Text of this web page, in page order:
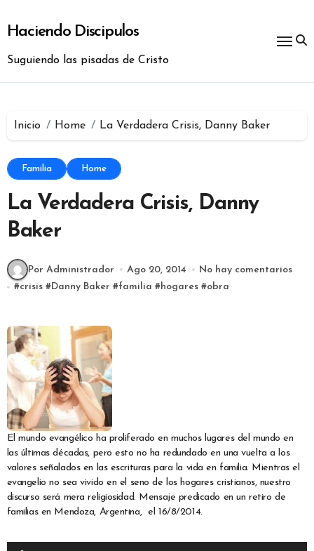
contenido
Haciendo Discipulos
Suguiendo las pisadas de Cristo
Inicio Home La Verdadera Crisis, Danny Baker
Familia Home
La Verdadera Crisis, Danny
Baker
Por Administrador Ago 20, 2014
No hay comentarios
#crisis #Danny Baker #familia #hogares #obra
El mundo evangélico ha proliferado en muchos lugares del mundo en
las últimas décadas, pero esto no ha redundado en una vuelta a los
valores señalados en las escrituras para la vida en familia. Mientras el
evangelio no sea vivido en el seno de los hogares cristianos, nuestro
discurso será mera religiosidad. Mensaje predicado en un retiro de
familias en Mendoza, Argentina, el 16/8/2014.